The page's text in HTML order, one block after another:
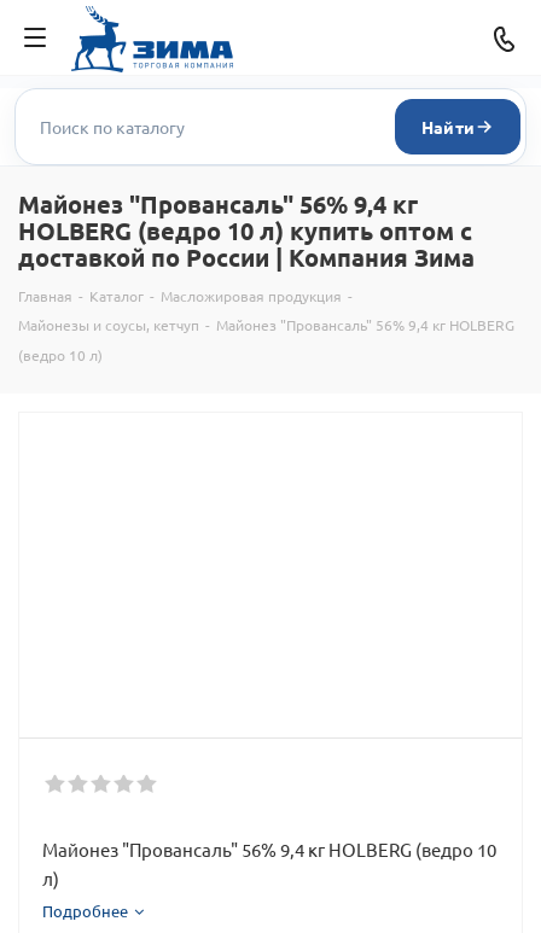
Найти
Майонез "Провансаль" 56% 9,4 кг
HOLBERG (ведро 10 л) купить оптом с
доставкой по России | Компания Зима
Главная - Каталог - Масложировая продукция -
Майонезы и соусы, кетчуп - Майонез "Провансаль" 56% 9,4 кг HOLBERG
(ведро 10 л)
Майонез "Провансаль" 56% 9,4 кг HOLBERG (ведро 10
л)
Подробнее